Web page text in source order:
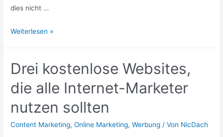
dies nicht …
Das
Online-
Erfolgs
Weiterlesen »
Drei kostenlose Websites,
die alle Internet-Marketer
nutzen sollten
Content Marketing,Online Marketing,Werbung / Von NicDach